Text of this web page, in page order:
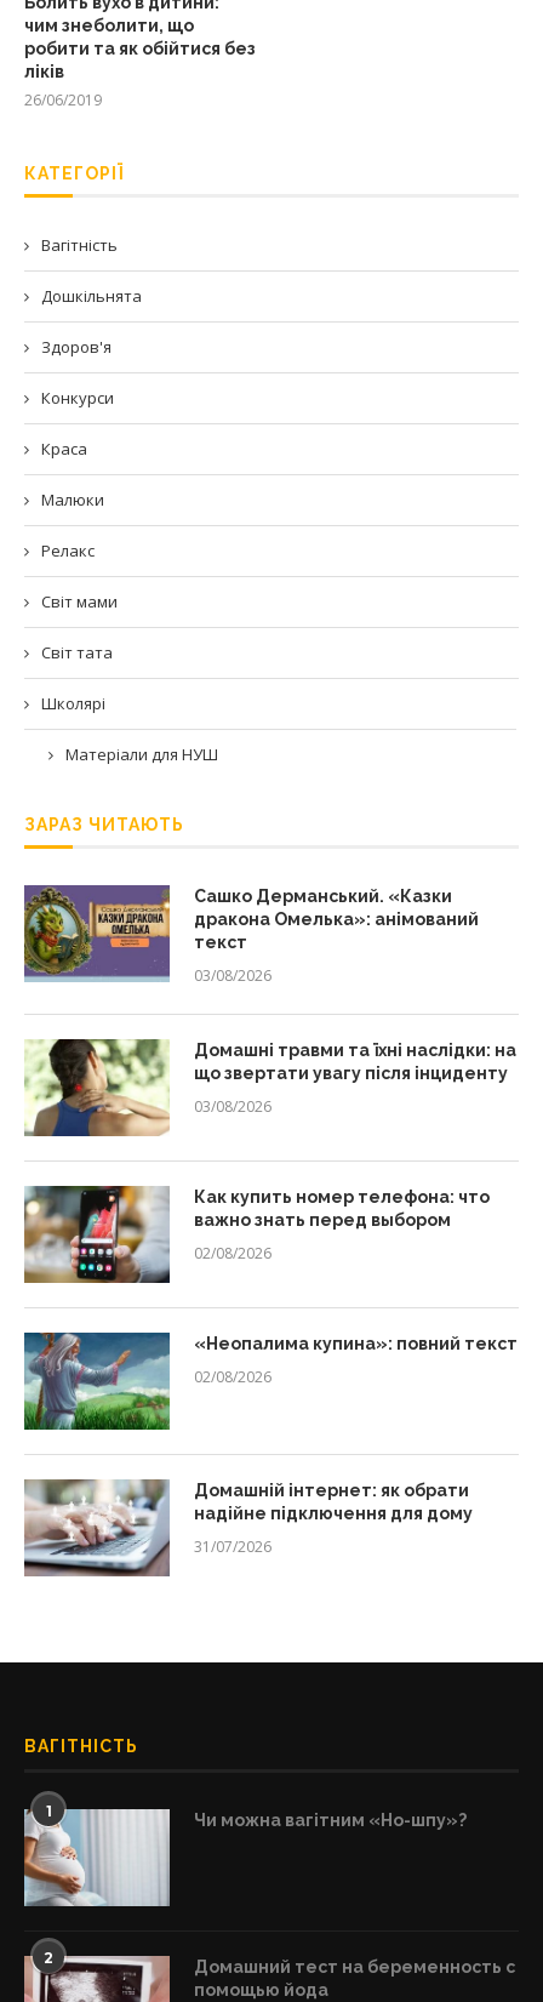
чим знеболити, що
робити та як обійтися без
ліків
26/06/2019
КАТЕГОРІЇ
Вагітність
Дошкільнята
Здоров'я
Конкурси
Краса
Малюки
Релакс
Світ мами
Світ тата
Школярі
Матеріали для НУШ
ЗАРАЗ ЧИТАЮТЬ
Сашко Дерманський. «Казки
дракона Омелька»: анімований
текст
03/08/2026
Домашні травми та їхні наслідки: на
що звертати увагу після інциденту
03/08/2026
Как купить номер телефона: что
важно знать перед выбором
02/08/2026
«Неопалима купина»: повний текст
02/08/2026
Домашній інтернет: як обрати
надійне підключення для дому
31/07/2026
ВАГІТНІСТЬ
1 Чи можна вагітним «Но-шпу»?
2
Домашний тест на беременность с
помощью йода